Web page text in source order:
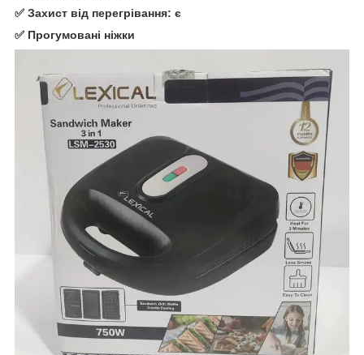
✅ Захист від перегрівання: є
✅ Прогумовані ніжки